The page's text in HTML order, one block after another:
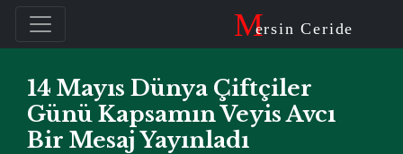
Mersin Ceride
14 Mayıs Dünya Çiftçiler
Günü Kapsamın Veyis Avcı
Bir Mesaj Yayınladı